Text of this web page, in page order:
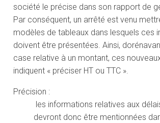
société le précise dans son rapport de
Par conséquent, un arrêté est venu
modèles de tableaux dans lesquels ces
doivent être présentées. Ainsi,
case relative à un montant, ces
indiquent « préciser HT ou TTC ».
Précision :
les informations relatives aux
devront donc être mentionnées